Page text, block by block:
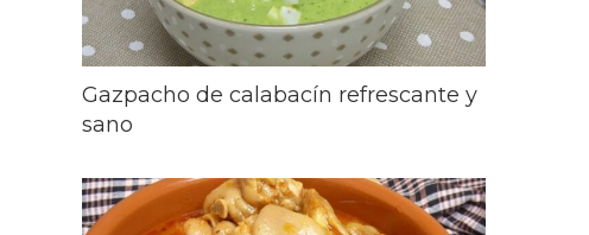
Gazpacho de calabacín refrescante y
sano